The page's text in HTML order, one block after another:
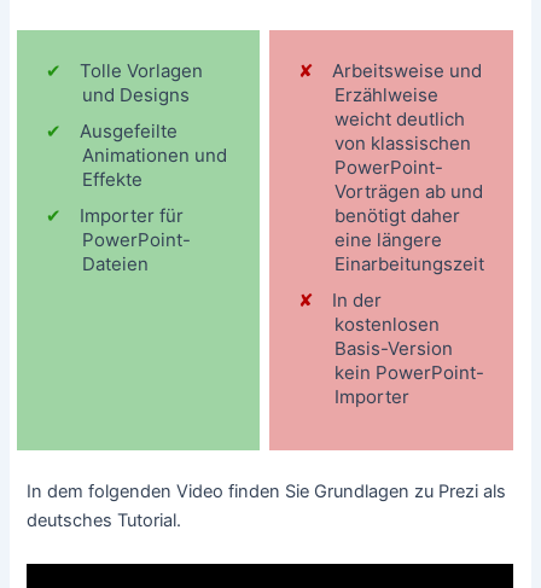
Tolle Vorlagen
und Designs
Ausgefeilte
Animationen und
Effekte
Importer für
PowerPoint-
Dateien
Arbeitsweise und
Erzählweise
weicht deutlich
von klassischen
PowerPoint-
Vorträgen ab und
benötigt daher
eine längere
Einarbeitungszeit
In der
kostenlosen
Basis-Version
kein PowerPoint-
Importer
In dem folgenden Video finden Sie Grundlagen zu Prezi als
deutsches Tutorial.